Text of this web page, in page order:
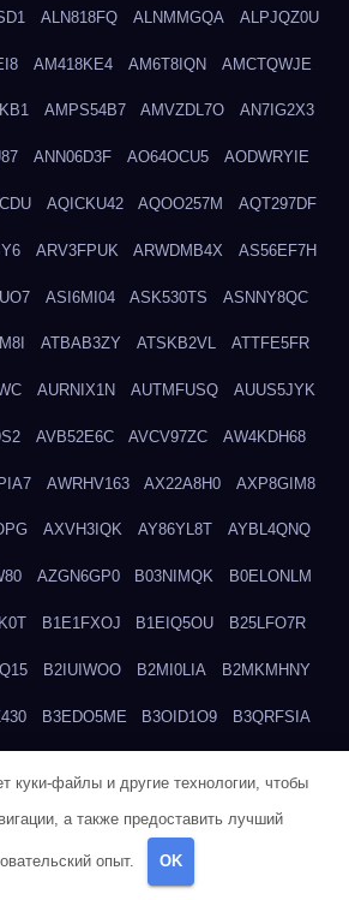
ALN818FQ ALNMMGQA ALPJQZ0U
AM418KE4 AM6T8IQN AMCTQWJE
AMPS54B7 AMVZDL7O AN7IG2X3
ANN06D3F AO64OCU5 AODWRYIE
AQICKU42 AQOO257M AQT297DF
ARV3FPUK ARWDMB4X AS56EF7H
ASI6MI04 ASK530TS ASNNY8QC
ATBAB3ZY ATSKB2VL ATTFE5FR
AURNIX1N AUTMFUSQ AUUS5JYK
AVB52E6C AVCV97ZC AW4KDH68
AWRHV163 AX22A8H0 AXP8GIM8
AXVH3IQK AY86YL8T AYBL4QNQ
AZGN6GP0 B03NIMQK B0ELONLM
B1E1FXOJ B1EIQ5OU B25LFO7R
B2IUIWOO B2MI0LIA B2MKMHNY
B3EDO5ME B3OID1O9 B3QRFSIA
B83LODZ5
B8FJD3QY B91DTZMF
куки-файлы и другие технологии, чтобы
а также предоставить лучший
опыт. OK